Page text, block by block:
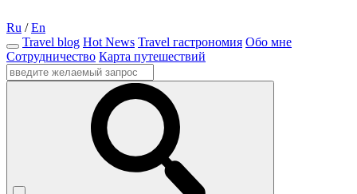
Ru /En
Travel blog Hot News Travel гастрономия Обо мне
Сотрудничество Карта путешествий